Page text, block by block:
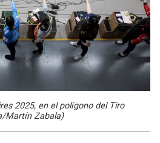
2025, en el polígono del Tiro
Martín Zabala)